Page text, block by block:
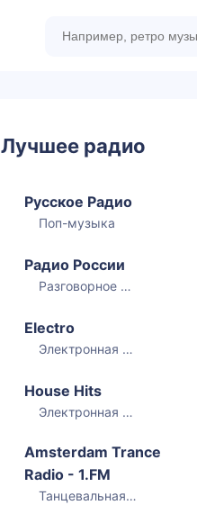
Лучшее радио
Русское Радио
Поп-музыка
Радио России
Разговорное радио
Electro
Электронная музыка
House Hits
Электронная музыка
Amsterdam Trance
Radio - 1.FM
Танцевальная музыка